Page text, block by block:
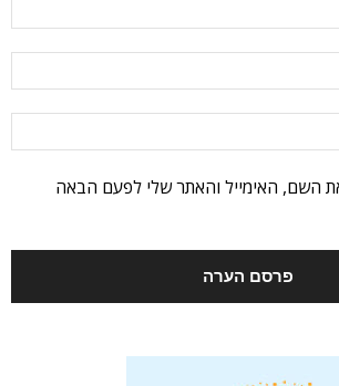
השם, האימייל והאתר שלי לפעם הבאה